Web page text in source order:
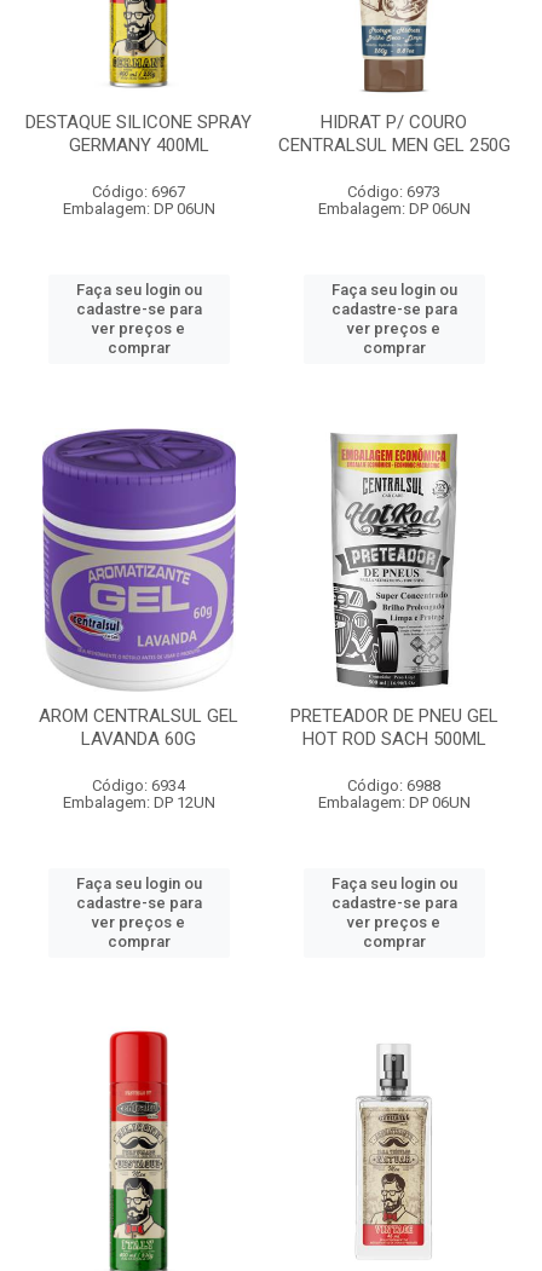
DESTAQUE SILICONE SPRAY
GERMANY 400ML
Código: 6967
Embalagem: DP 06UN
Faça seu login ou
cadastre-se para
ver preços e
comprar
HIDRAT P/ COURO
CENTRALSUL MEN GEL 250G
Código: 6973
Embalagem: DP 06UN
Faça seu login ou
cadastre-se para
ver preços e
comprar
AROM CENTRALSUL GEL
LAVANDA 60G
Código: 6934
Embalagem: DP 12UN
Faça seu login ou
cadastre-se para
ver preços e
comprar
PRETEADOR DE PNEU GEL
HOT ROD SACH 500ML
Código: 6988
Embalagem: DP 06UN
Faça seu login ou
cadastre-se para
ver preços e
comprar